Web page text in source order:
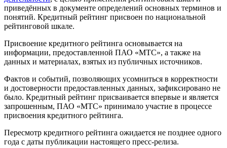
приведённых в документе определений основных терминов и
понятий. Кредитный рейтинг присвоен по национальной
рейтинговой шкале.
Присвоение кредитного рейтинга основывается на
информации, предоставленной ПАО «МТС», а также на
данных и материалах, взятых из публичных источников.
Фактов и событий, позволяющих усомниться в корректности
и достоверности предоставленных данных, зафиксировано не
было. Кредитный рейтинг присваивается впервые и является
запрошенным, ПАО «МТС» принимало участие в процессе
присвоения кредитного рейтинга.
Пересмотр кредитного рейтинга ожидается не позднее одного
года с даты публикации настоящего пресс-релиза.